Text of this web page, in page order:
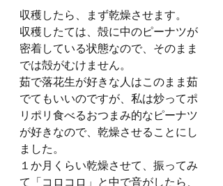
収穫したら、まず乾燥させます。
収穫したては、殻に中のピーナツが
密着している状態なので、そのまま
では殻がむけません。
茹で落花生が好きな人はこのまま茹
でてもいいのですが、私は炒ってポ
リポリ食べるおつまみ的なピーナツ
が好きなので、乾燥させることにし
ました。
１か月くらい乾燥させて、振ってみ
て「コロコロ」と中で音がしたら、